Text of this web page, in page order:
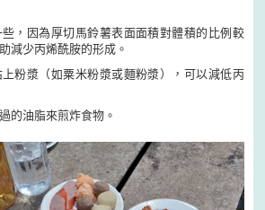
，因為厚切馬鈴薯表面面積對體積的比例較
減少丙烯酰胺的形成。
粉漿（如粟米粉漿或麵粉漿），可以減低丙
的油脂來煎炸食物。